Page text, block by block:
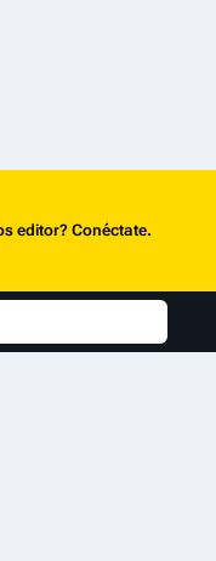
editor? Conéctate.